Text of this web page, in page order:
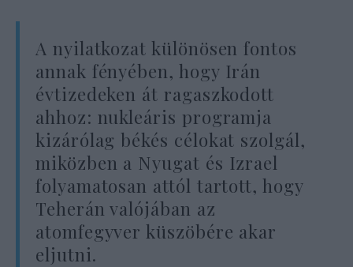
A nyilatkozat különösen fontos
annak fényében, hogy Irán
évtizedeken át ragaszkodott
ahhoz: nukleáris programja
kizárólag békés célokat szolgál,
miközben a Nyugat és Izrael
folyamatosan attól tartott, hogy
Teherán valójában az
atomfegyver küszöbére akar
eljutni.